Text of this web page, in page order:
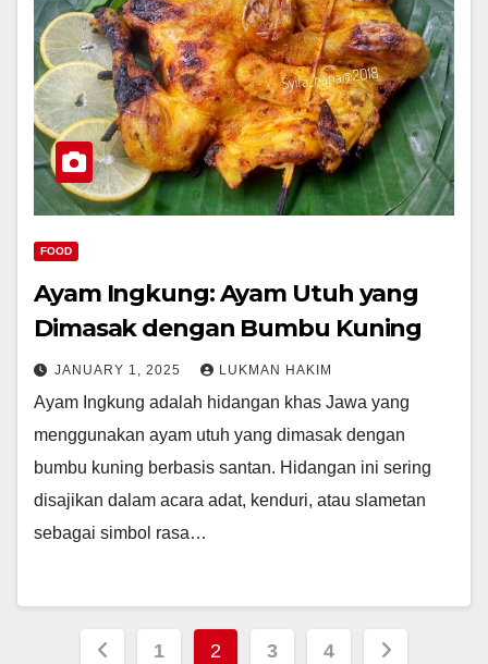
FOOD
Ayam Ingkung: Ayam Utuh yang
Dimasak dengan Bumbu Kuning
JANUARY 1, 2025 LUKMAN HAKIM
Ayam Ingkung adalah hidangan khas Jawa yang
menggunakan ayam utuh yang dimasak dengan
bumbu kuning berbasis santan. Hidangan ini sering
disajikan dalam acara adat, kenduri, atau slametan
sebagai simbol rasa…
Posts
1 2 3 4